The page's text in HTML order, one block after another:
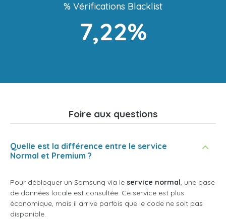
% Vérifications Blacklist
7,22%
Foire aux questions
Quelle est la différence entre le service
Normal et Premium ?
Pour débloquer un Samsung via le service normal, une base
de données locale est consultée. Ce service est plus
économique, mais il arrive parfois que le code ne soit pas
disponible.